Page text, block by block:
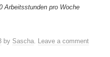
Arbeitsstunden pro Woche
by Sascha. Leave a comment